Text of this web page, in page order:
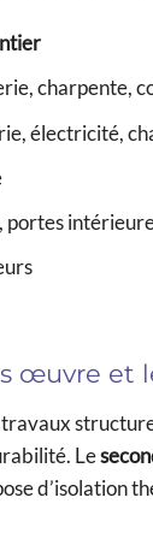
charpente,
électricité,
portes
œuvre et
Le
d’isolation